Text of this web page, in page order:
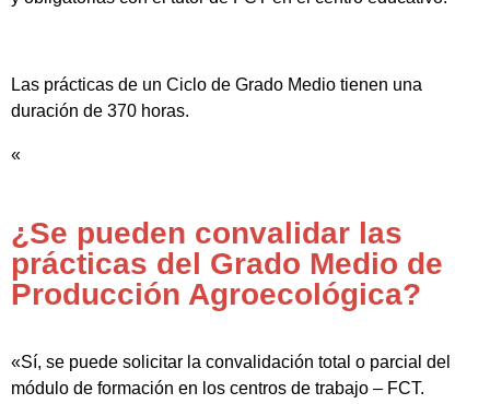
Las prácticas de un Ciclo de Grado Medio tienen una
duración de 370 horas.
«
¿Se pueden convalidar las
prácticas del Grado Medio de
Producción Agroecológica?
«Sí, se puede solicitar la convalidación total o parcial del
módulo de formación en los centros de trabajo – FCT.